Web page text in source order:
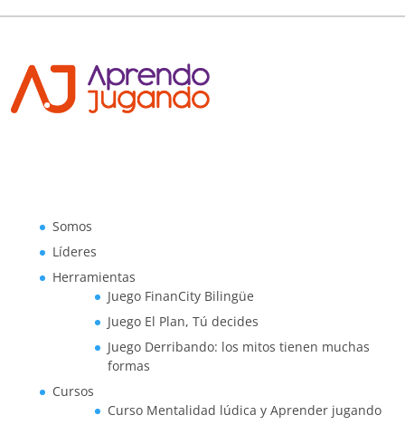
Somos
Líderes
Herramientas
Juego FinanCity Bilingüe
Juego El Plan, Tú decides
Juego Derribando: los mitos tienen muchas
formas
Cursos
Curso Mentalidad lúdica y Aprender jugando